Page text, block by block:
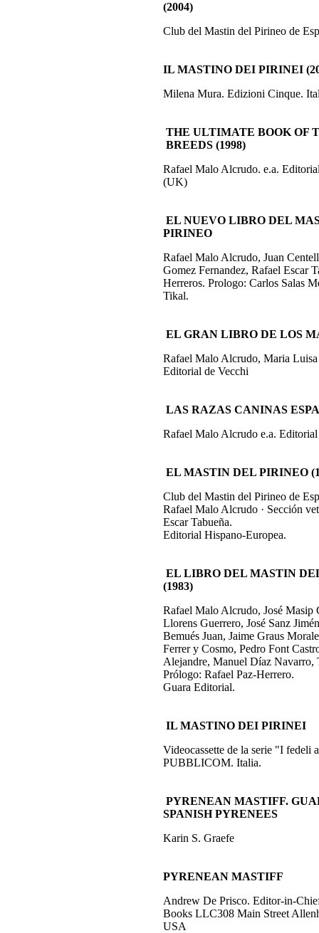
(2004)
Club del Mastin del Pirineo de
IL MASTINO DEI PIRINEI
Milena Mura. Edizioni Cinque.
THE ULTIMATE BOOK OF
BREEDS (1998)
Rafael Malo Alcrudo. e.a.
(UK)
EL NUEVO LIBRO DEL
PIRINEO
Rafael Malo Alcrudo, Juan
Gomez Fernandez, Rafael Escar
Herreros. Prologo: Carlos Salas
Tikal.
EL GRAN LIBRO DE LOS
Rafael Malo Alcrudo, Maria
Editorial de Vecchi
LAS RAZAS CANINAS
Rafael Malo Alcrudo e.a.
EL MASTIN DEL PIRINEO
Club del Mastin del Pirineo de
Rafael Malo Alcrudo · Sección
Escar Tabueña.
Editorial Hispano-Europea.
EL LIBRO DEL MASTIN
(1983)
Rafael Malo Alcrudo, José Masip
Llorens Guerrero, José Sanz
Bemués Juan, Jaime Graus
Ferrer y Cosmo, Pedro Font
Alejandre, Manuel Díaz Navarro,
Prólogo: Rafael Paz-Herrero.
Guara Editorial.
IL MASTINO DEI PIRINEI
Videocassette de la serie "I fedeli
PUBBLICOM. Italia.
PYRENEAN MASTIFF.
SPANISH PYRENEES
Karin S. Graefe
PYRENEAN MASTIFF
Andrew De Prisco. Editor-in-
Books LLC308 Main Street
USA